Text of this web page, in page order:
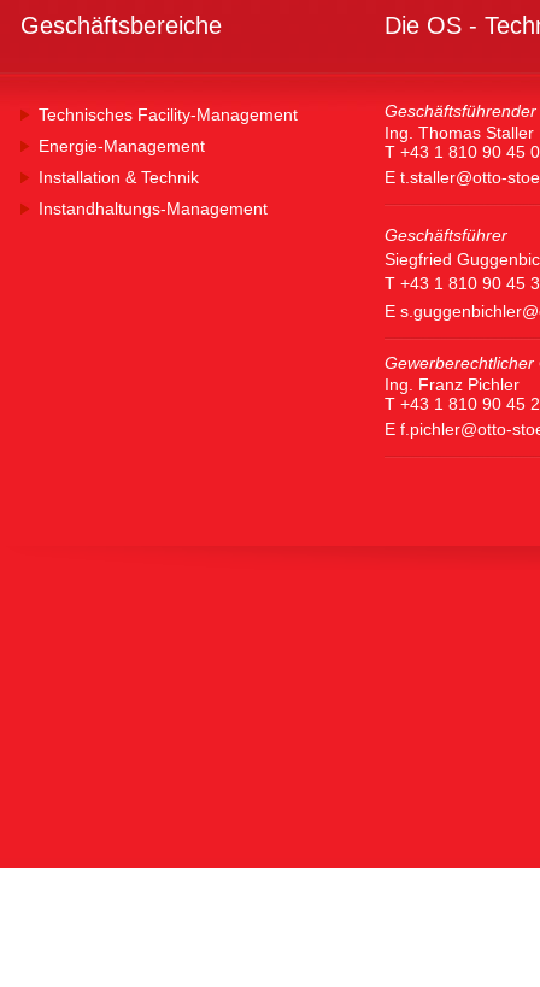
Geschäftsbereiche Die OS -
Technisches Facility-Management
Energie-Management
Installation & Technik
Instandhaltungs-Management
Ing. Thomas Staller
T +43 1 810 90 45 0
E t.staller@otto-
Geschäftsführer
Siegfried
T +43 1 810 90 45
E
Gewerberechtlicher
Ing. Franz Pichler
T +43 1 810 90 45
E f.pichler@otto-